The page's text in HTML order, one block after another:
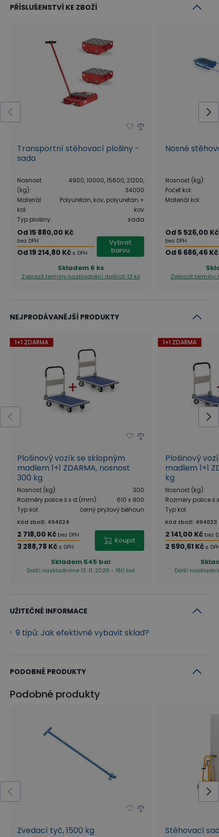
PŘÍSLUŠENSTVÍ KE ZBOŽÍ
Transportní stěhovací plošiny -
sada
Nosnost
(kg):
4900, 10000, 15600, 21200,
34000
Materiál
kol:
Polyuretan, kov, polyuretan +
kov
Typ plošiny: sada
Od15 880,00 Kč
bez DPH
Od19 214,80 Kč s DPH
Vybrat
barvu
Skladem 6 ks
Zobrazit termíny naskladnění dalších 13 ks
Nosné
Nosnost (kg):
Počet kol:
Materiál kol:
Od 5 526,00 Kč
bez DPH
Od 6 686,46 Kč
Zobrazit
NEJPRODÁVANĚJŠÍ PRODUKTY
1+1 ZDARMA
Plošinový vozík se sklopným
madlem 1+1 ZDARMA, nosnost
300 kg
Nosnost (kg):
300
Rozměry police š x d (mm):
610 x 900
Typ kol: černý pryžový běhoun
Kód zboží: 494024
2 718,00 Kč bez DPH
3 288,78 Kč s DPH
Koupit
Skladem 545 bal
Další naskladníme 13. 11. 2026 - 180 bal
1+1 ZDARMA
Plošinový
madlem 1+1
kg
Nosnost (kg):
Rozměry police š
Typ kol:
Kód zboží: 494023
2 141,00 Kč bez
2 590,61 Kč s
Další
UŽITEČNÉ INFORMACE
9 tipů: Jak efektivně vybavit sklad?
PODOBNÉ PRODUKTY
Podobné produkty
Zvedací tyč, 1500 kg Stěhovací